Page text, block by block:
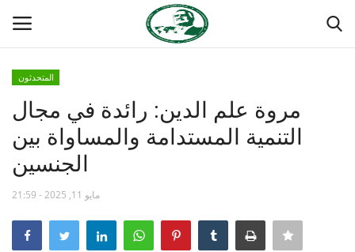
الصفحة الرئيسية
منتدى ناصر الدولي
مدرسة الطليعة الوطنية
المتحدثون
مروة علم الدين: رائدة في مجال
التنمية المستدامة والمساواة بين
الجنسين
مايو 11, 2025 - 21:59